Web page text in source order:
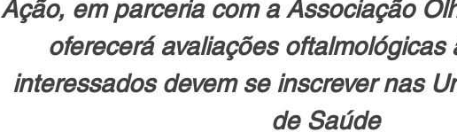
Ação, em parceria com a Associação
oferecerá avaliações oftalmológicas
interessados devem se inscrever nas
de Saúde